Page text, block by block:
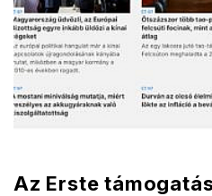
l
Az Erste